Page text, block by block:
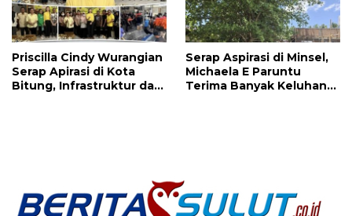
Priscilla Cindy Wurangian
Serap Apirasi di Kota
Bitung, Infrastruktur dan
Serap Aspirasi di Minsel,
Michaela E Paruntu
Terima Banyak Keluhan